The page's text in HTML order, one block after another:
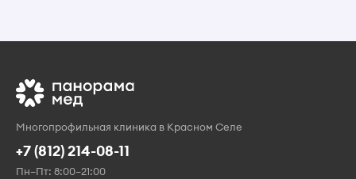
Многопрофильная клиника в Красном Селе
+7 (812) 214-08-11
Пн–Пт: 8:00–21:00